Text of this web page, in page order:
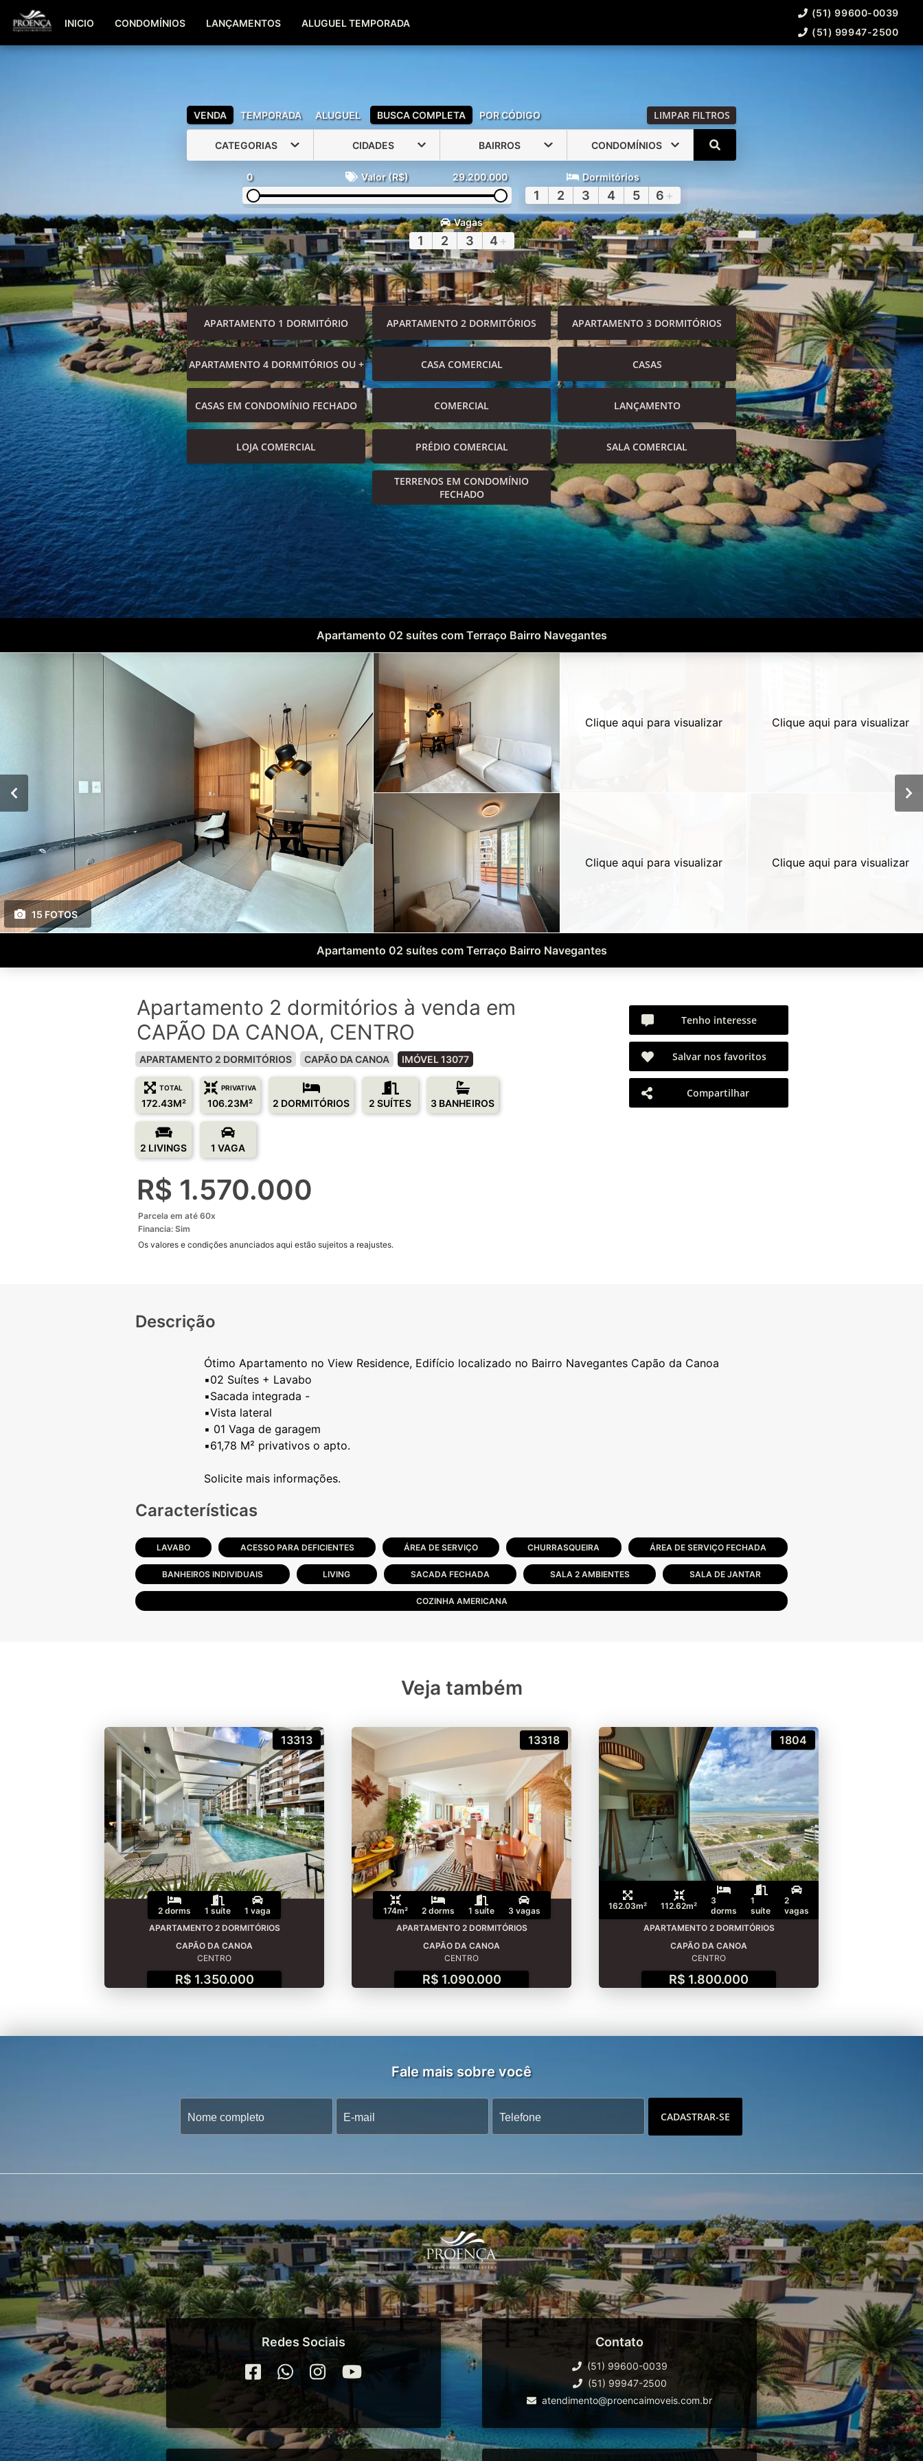
(51) 99600-0039
INICIO CONDOMÍNIOS LANÇAMENTOS ALUGUEL TEMPORADA
(51) 99600-0039
(51) 99947-2500
VENDA TEMPORADA ALUGUEL BUSCA COMPLETA POR CÓDIGO LIMPAR FILTROS
CATEGORIAS CIDADES BAIRROS CONDOMÍNIOS
0 Valor (R$) 29.200.000 Dormitórios
1 2 3 4 5 6 +
Vagas
1 2 3 4 +
APARTAMENTO 1 DORMITÓRIO APARTAMENTO 2 DORMITÓRIOS APARTAMENTO 3 DORMITÓRIOS
APARTAMENTO 4 DORMITÓRIOS OU + CASA COMERCIAL CASAS
CASAS EM CONDOMÍNIO FECHADO COMERCIAL LANÇAMENTO
LOJA COMERCIAL PRÉDIO COMERCIAL SALA COMERCIAL
TERRENOS EM CONDOMÍNIO
FECHADO
Apartamento 02 suítes com Terraço Bairro Navegantes
15 FOTOS
Clique aqui para visualizar
Clique aqui para visualizar
Clique aqui para visualizar
Clique aqui para visualizar
Apartamento 02 suítes com Terraço Bairro Navegantes
Apartamento 2 dormitórios à venda em
CAPÃO DA CANOA, CENTRO
APARTAMENTO 2 DORMITÓRIOS CAPÃO DA CANOA IMÓVEL 13077
TOTAL
172.43M²
PRIVATIVA
106.23M² 2 DORMITÓRIOS 2 SUÍTES 3 BANHEIROS
2 LIVINGS 1 VAGA
R$ 1.570.000
Parcela em até 60x
Financia: Sim
Os valores e condições anunciados aqui estão sujeitos a reajustes.
Tenho interesse
Salvar nos favoritos
Compartilhar
Descrição
Ótimo Apartamento no View Residence, Edifício localizado no Bairro Navegantes Capão da Canoa
▪️02 Suítes + Lavabo
▪️Sacada integrada -
▪️Vista lateral
▪️ 01 Vaga de garagem
▪️61,78 M² privativos o apto.
Características
LAVABO ACESSO PARA DEFICIENTES ÁREA DE SERVIÇO CHURRASQUEIRA ÁREA DE SERVIÇO FECHADA
BANHEIROS INDIVIDUAIS LIVING SACADA FECHADA SALA 2 AMBIENTES SALA DE JANTAR
COZINHA AMERICANA
Veja também
13313
2 dorms 1 suíte
1 vaga
APARTAMENTO 2 DORMITÓRIOS
CAPÃO DA CANOA
CENTRO
R$ 1.350.000
13318
174m² 2 dorms 1 suíte
3 vagas
APARTAMENTO 2 DORMITÓRIOS
CAPÃO DA CANOA
CENTRO
R$ 1.090.000
1804
162.03m² 112.62m²
3
dorms
1
suíte
2
vagas
APARTAMENTO 2 DORMITÓRIOS
CAPÃO DA CANOA
CENTRO
R$ 1.800.000
Fale mais sobre você
CADASTRAR-SE
Redes Sociais Contato
(51) 99600-0039
(51) 99947-2500
atendimento@proencaimoveis.com.br